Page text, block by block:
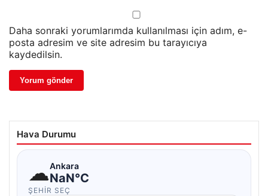
Daha sonraki yorumlarımda kullanılması için adım, e-
posta adresim ve site adresim bu tarayıcıya
kaydedilsin.
Hava Durumu
☁Ankara
NaN°C
ŞEHIR SEÇ